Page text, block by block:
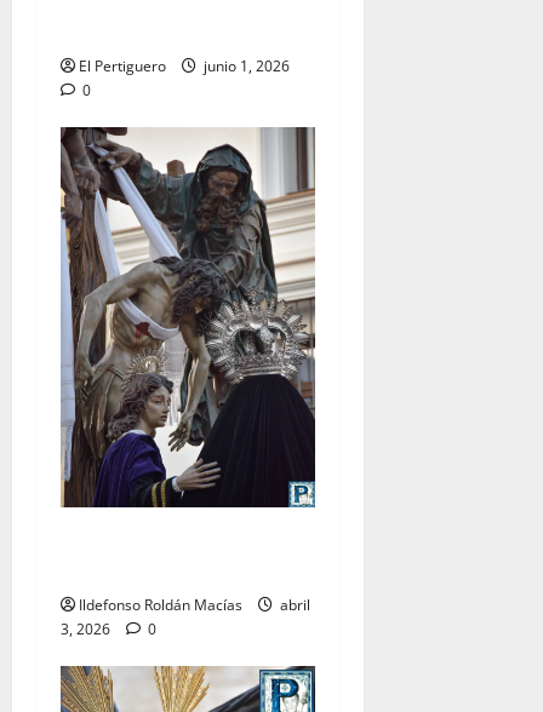
El Pertiguero
junio 1, 2026
0
Ildefonso Roldán Macías
abril
3, 2026
0